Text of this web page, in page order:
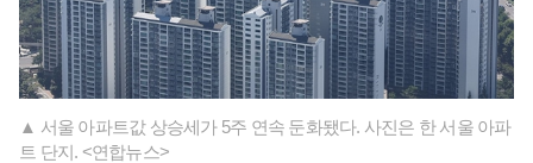
▲ 서울 아파트값 상승세가 5주 연속 둔화됐다. 사진은 한 서울 아파
트 단지. <연합뉴스>